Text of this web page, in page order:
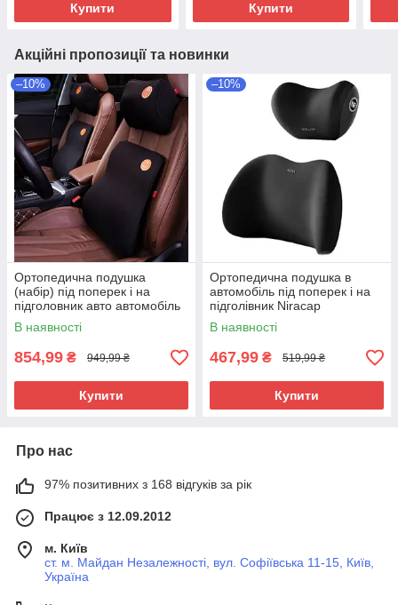
Купити Купити
Акційні пропозиції та новинки
–10%
Ортопедична подушка
(набір) під поперек і на
підголовник авто автомобіль
CAN
В наявності
854,99 ₴ 949,99 ₴
Купити
–10%
Ортопедична подушка в
автомобіль під поперек і на
підголівник Niracap
В наявності
467,99 ₴ 519,99 ₴
Купити
Про нас
97% позитивних з 168 відгуків за рік
Працює з 12.09.2012
м. Київ
ст. м. Майдан Незалежності, вул. Софіївська 11-15, Київ,
Україна